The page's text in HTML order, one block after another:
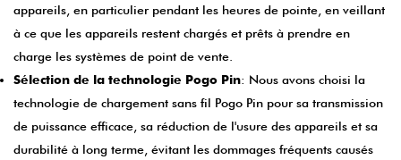
appareils, en particulier pendant les heures de pointe, en veillant
à ce que les appareils restent chargés et prêts à prendre en
charge les systèmes de point de vente.
Sélection de la technologie Pogo Pin: Nous avons choisi la
technologie de chargement sans fil Pogo Pin pour sa transmission
de puissance efficace, sa réduction de l'usure des appareils et sa
durabilité à long terme, évitant les dommages fréquents causés